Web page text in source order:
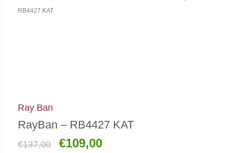
RB4427 KAT
Ray Ban
RayBan – RB4427 KAT
€137,00
Il
€109,00Il